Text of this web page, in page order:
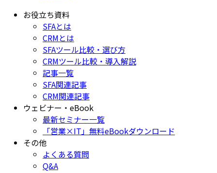
お役立ち資料
SFAとは
CRMとは
SFAツール比較・選び方
CRMツール比較・導入解説
記事一覧
SFA関連記事
CRM関連記事
ウェビナー・eBook
最新セミナー一覧
「営業×IT」無料eBookダウンロード
その他
よくある質問
Q&A